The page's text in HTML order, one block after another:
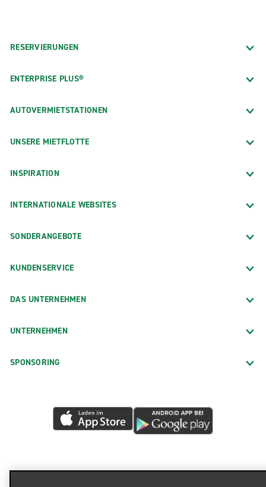
RESERVIERUNGEN
ENTERPRISE PLUS®
AUTOVERMIETSTATIONEN
UNSERE MIETFLOTTE
INSPIRATION
INTERNATIONALE WEBSITES
SONDERANGEBOTE
KUNDENSERVICE
DAS UNTERNEHMEN
UNTERNEHMEN
SPONSORING